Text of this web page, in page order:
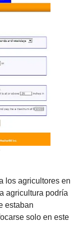
los agricultores en
agricultura podría
estaban
solo en este